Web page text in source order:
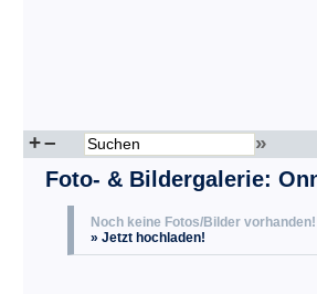
+– »
Foto- & Bildergalerie:
Noch keine Fotos/Bilder vorhanden!
» Jetzt hochladen!